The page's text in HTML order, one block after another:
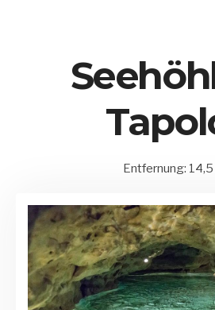
15.
2020
by
Admin
Entfernung: 14,5